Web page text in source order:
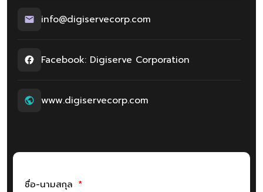
info@digiservecorp.com
Facebook: Digiserve Corporation
www.digiservecorp.com
ชื่อ-นามสกุล